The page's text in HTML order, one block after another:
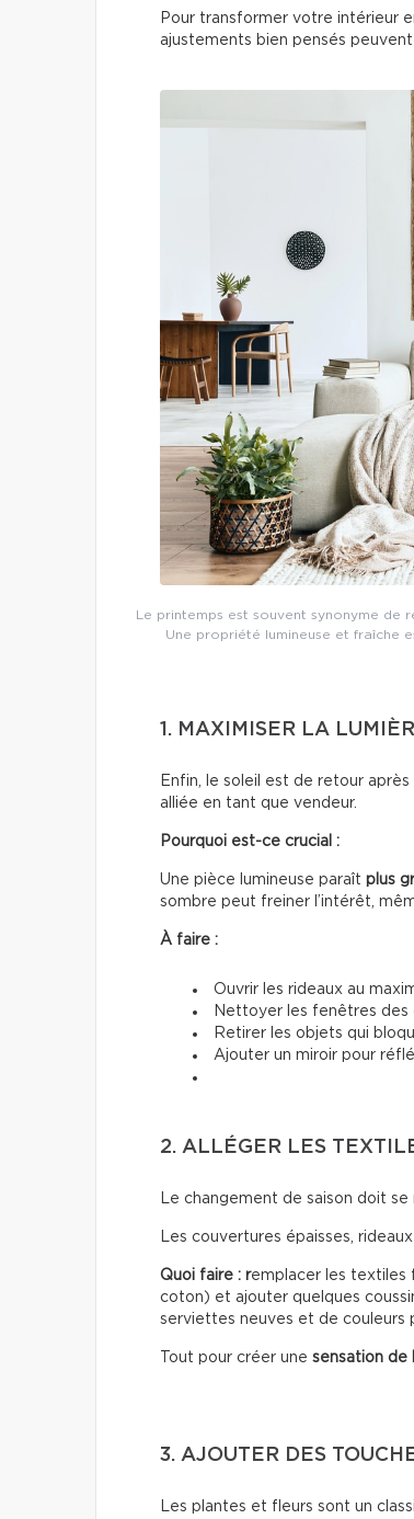
Pour transformer votre intérieur
ajustements bien pensés
Le printemps est souvent synonyme de
Une propriété lumineuse et fraîche
1. MAXIMISER LA
Enfin, le soleil est de retour
alliée en tant que vendeur.
Pourquoi est-ce crucial :
Une pièce lumineuse paraît plus
sombre peut freiner l’intérêt,
À faire :
Ouvrir les rideaux au
Nettoyer les fenêtres
Retirer les objets qui
Ajouter un miroir pour
2. ALLÉGER LES
Le changement de saison doit se
Les couvertures épaisses,
Quoi faire : remplacer les textiles
coton) et ajouter quelques
serviettes neuves et de couleurs
Tout pour créer une sensation de
3. AJOUTER DES
Les plantes et fleurs sont un